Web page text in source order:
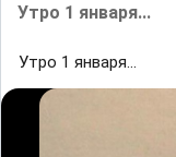
Утро 1 января...
Утро 1 января...